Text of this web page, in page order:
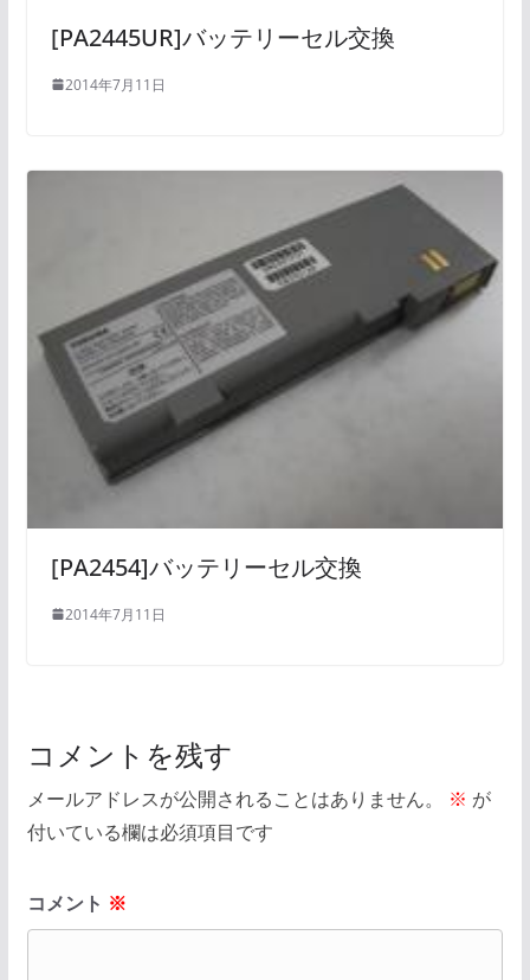
[PA2445UR]バッテリーセル交換
2014年7月11日
[PA2454]バッテリーセル交換
2014年7月11日
コメントを残す
メールアドレスが公開されることはありません。 ※ が
付いている欄は必須項目です
コメント ※